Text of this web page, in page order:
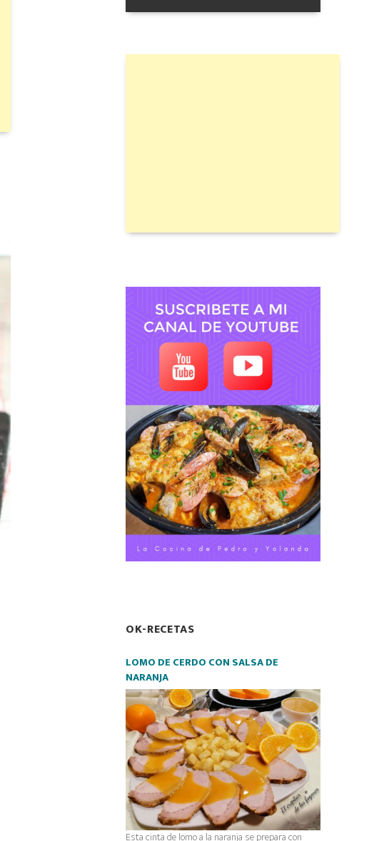
OK-RECETAS
LOMO DE CERDO CON SALSA DE
NARANJA
Esta cinta de lomo a la naranja se prepara con